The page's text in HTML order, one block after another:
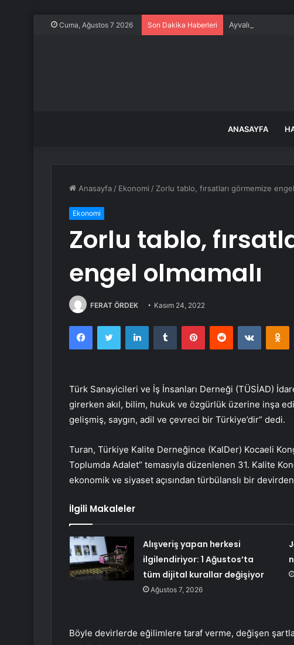
Cuma, Ağustos 7 2026 Son Dakika Haberleri Ayvalık, Tarihi
ANASAYFA
Anasayfa / Ekonomi / Zorlu tablo, fırsatları görmemize engel
Ekonomi
Zorlu tablo,
engel olmamalı
FERAT ÖRDEK Kasım 24, 2022
FacebookTwitter LinkedInTumblr PinterestReddit
Türk Sanayicileri ve İş İnsanları Derneği (TÜSİAD)
girerken akıl, bilim, hukuk ve özgürlük üzerine inşa
gelişmiş, saygın, adil ve çevreci bir Türkiye’dir” dedi.
Turan, Türkiye Kalite Derneğince (KalDer) Kocaeli
Toplumda Adalet” temasıyla düzenlenen 31. Kalite
ekonomik ve siyaset açısından türbülanslı bir
İlgili Makaleler
Alışveriş yapan herkesi
ilgilendiriyor: 1 Ağustos’ta
tüm dijital kurallar değişiyor
Ağustos 7, 2026
Böyle devirlerde eğilimlere taraf verme, değişen